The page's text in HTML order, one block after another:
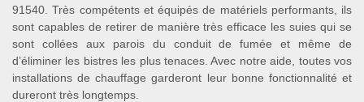
91540. Très compétents et équipés de matériels performants, ils
sont capables de retirer de manière très efficace les suies qui se
sont collées aux parois du conduit de fumée et même de
d’éliminer les bistres les plus tenaces. Avec notre aide, toutes vos
installations de chauffage garderont leur bonne fonctionnalité et
dureront très longtemps.